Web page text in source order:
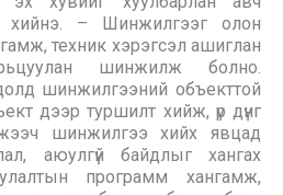
хийнэ. – Шинжилгээг олон
техник хэрэгсэл ашиглан
шинжилж болно.
шинжилгээний объекттой
дээр туршилт хийж, үр дүнг
шинжилгээ хийх явцад
аюулгүй байдлыг хангах
программ хангамж,